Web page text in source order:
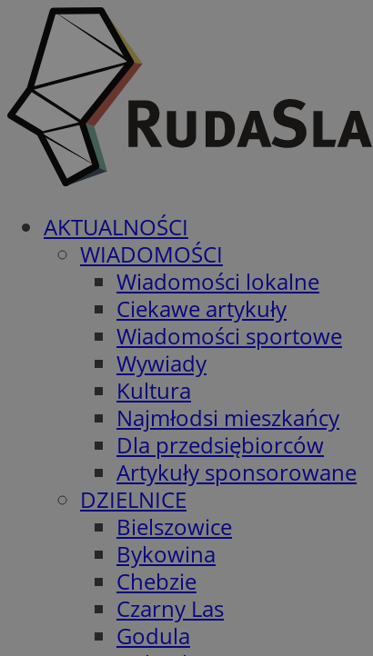
AKTUALNOŚCI
WIADOMOŚCI
Wiadomości lokalne
Ciekawe artykuły
Wiadomości sportowe
Wywiady
Kultura
Najmłodsi mieszkańcy
Dla przedsiębiorców
Artykuły sponsorowane
DZIELNICE
Bielszowice
Bykowina
Chebzie
Czarny Las
Godula